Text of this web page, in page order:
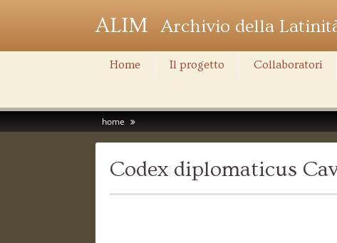
ALIM Archivio della
Home Il progetto Collaboratori
home
Codex diplomaticus